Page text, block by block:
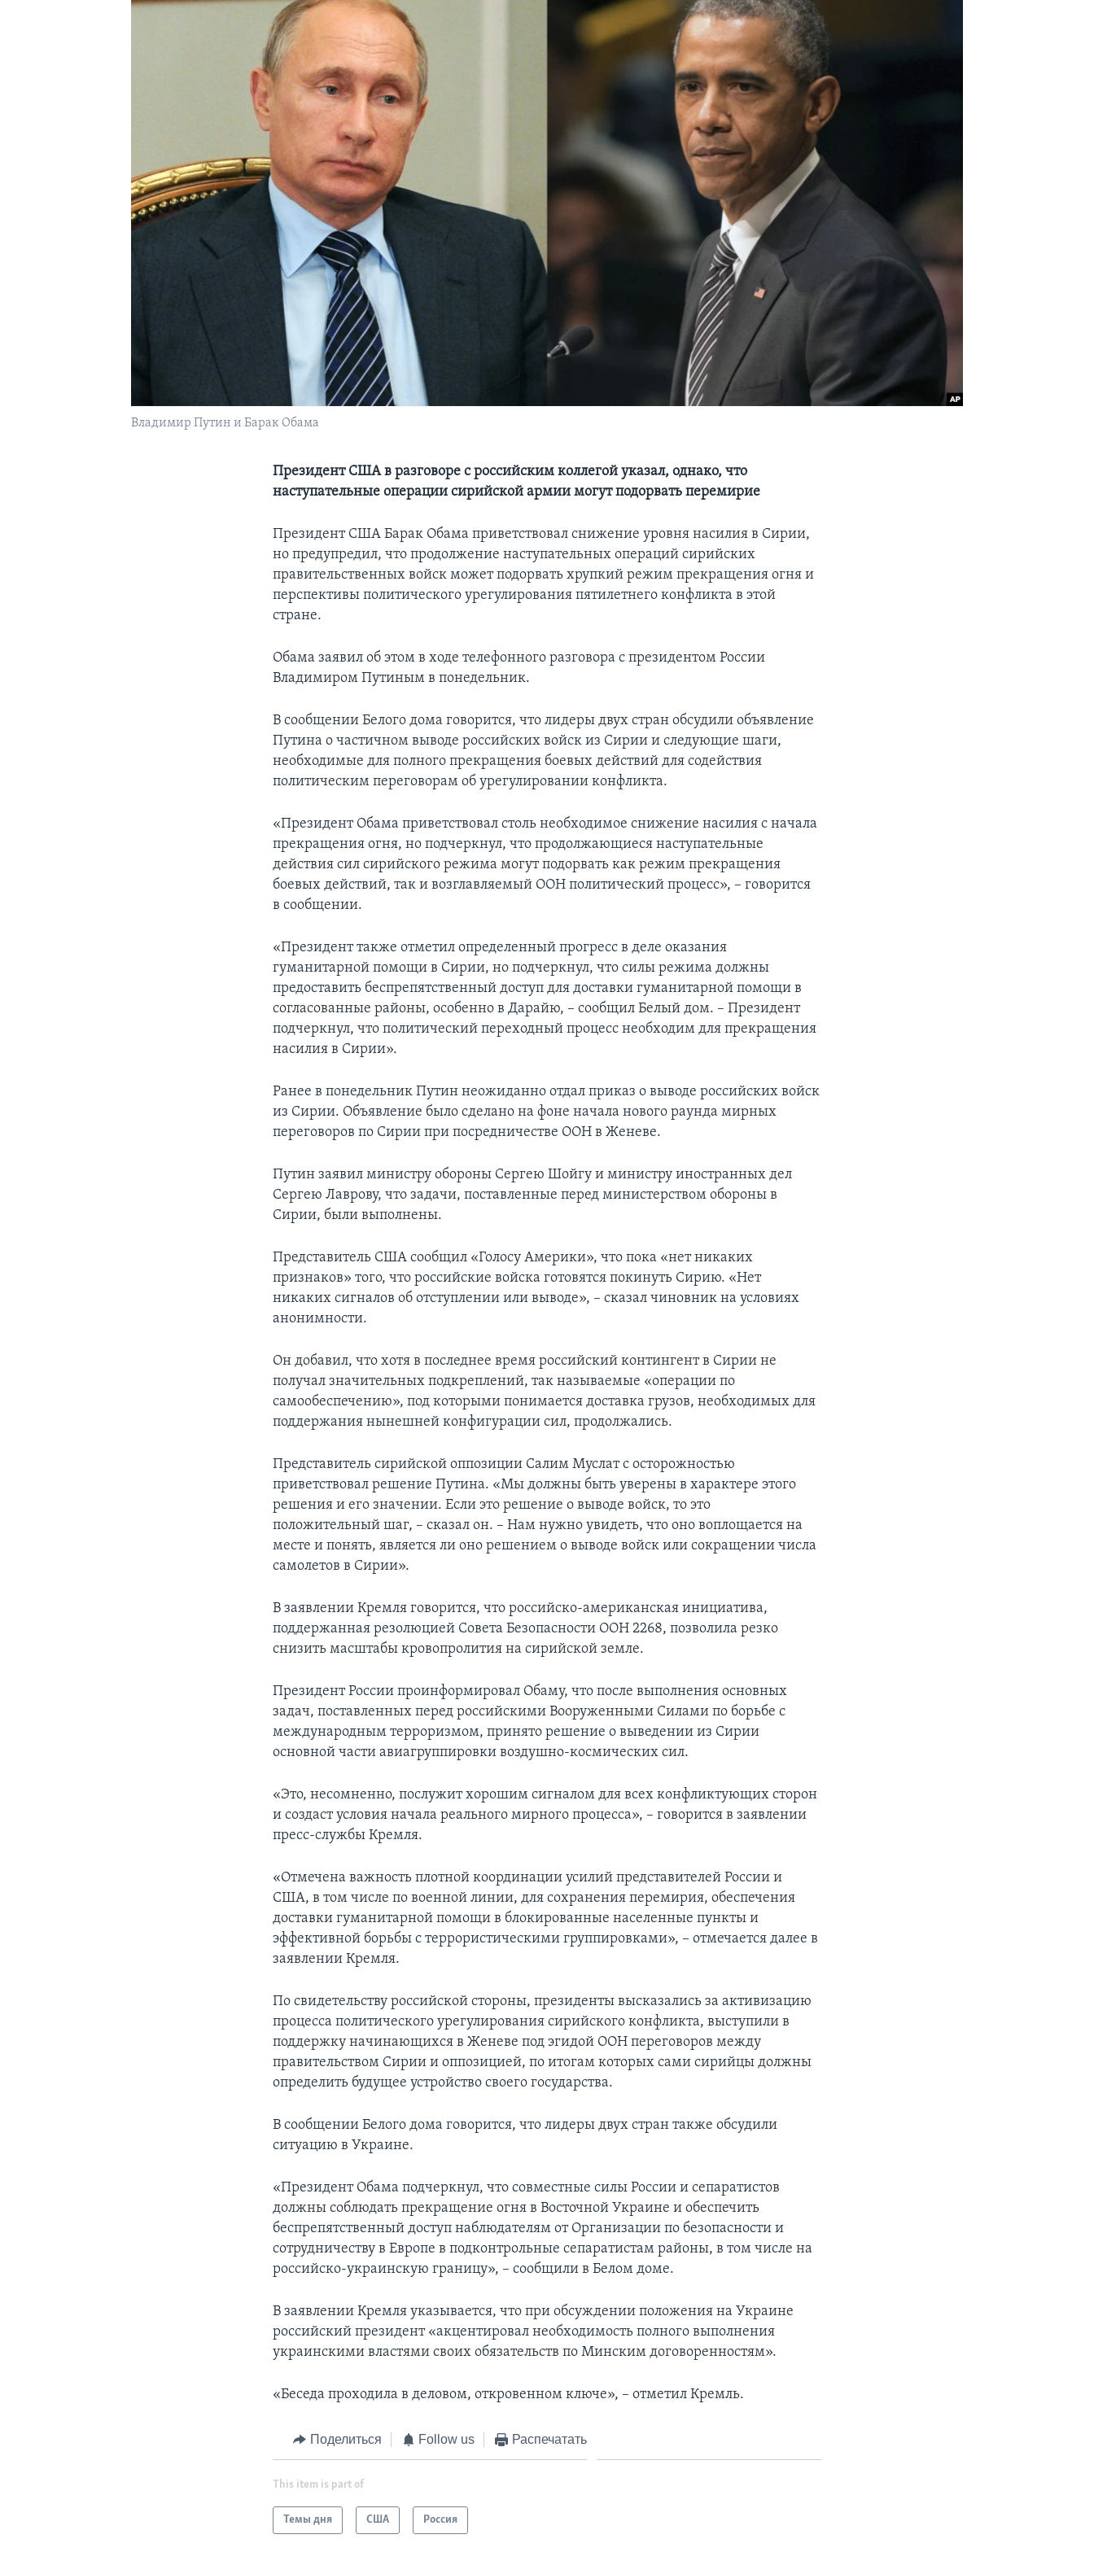
Владимир Путин и Барак Обама
Президент США в разговоре с российским коллегой указал, однако, что
наступательные операции сирийской армии могут подорвать перемирие
Президент США Барак Обама приветствовал снижение уровня насилия в Сирии,
но предупредил, что продолжение наступательных операций сирийских
правительственных войск может подорвать хрупкий режим прекращения огня и
перспективы политического урегулирования пятилетнего конфликта в этой
стране.
Обама заявил об этом в ходе телефонного разговора с президентом России
Владимиром Путиным в понедельник.
В сообщении Белого дома говорится, что лидеры двух стран обсудили объявление
Путина о частичном выводе российских войск из Сирии и следующие шаги,
необходимые для полного прекращения боевых действий для содействия
политическим переговорам об урегулировании конфликта.
«Президент Обама приветствовал столь необходимое снижение насилия с начала
прекращения огня, но подчеркнул, что продолжающиеся наступательные
действия сил сирийского режима могут подорвать как режим прекращения
боевых действий, так и возглавляемый ООН политический процесс», – говорится
в сообщении.
«Президент также отметил определенный прогресс в деле оказания
гуманитарной помощи в Сирии, но подчеркнул, что силы режима должны
предоставить беспрепятственный доступ для доставки гуманитарной помощи в
согласованные районы, особенно в Дарайю, – сообщил Белый дом. – Президент
подчеркнул, что политический переходный процесс необходим для прекращения
насилия в Сирии».
Ранее в понедельник Путин неожиданно отдал приказ о выводе российских войск
из Сирии. Объявление было сделано на фоне начала нового раунда мирных
переговоров по Сирии при посредничестве ООН в Женеве.
Путин заявил министру обороны Сергею Шойгу и министру иностранных дел
Сергею Лаврову, что задачи, поставленные перед министерством обороны в
Сирии, были выполнены.
Представитель США сообщил «Голосу Америки», что пока «нет никаких
признаков» того, что российские войска готовятся покинуть Сирию. «Нет
никаких сигналов об отступлении или выводе», – сказал чиновник на условиях
анонимности.
Он добавил, что хотя в последнее время российский контингент в Сирии не
получал значительных подкреплений, так называемые «операции по
самообеспечению», под которыми понимается доставка грузов, необходимых для
поддержания нынешней конфигурации сил, продолжались.
Представитель сирийской оппозиции Салим Муслат с осторожностью
приветствовал решение Путина. «Мы должны быть уверены в характере этого
решения и его значении. Если это решение о выводе войск, то это
положительный шаг, – сказал он. – Нам нужно увидеть, что оно воплощается на
месте и понять, является ли оно решением о выводе войск или сокращении числа
самолетов в Сирии».
В заявлении Кремля говорится, что российско-американская инициатива,
поддержанная резолюцией Совета Безопасности ООН 2268, позволила резко
снизить масштабы кровопролития на сирийской земле.
Президент России проинформировал Обаму, что после выполнения основных
задач, поставленных перед российскими Вооруженными Силами по борьбе с
международным терроризмом, принято решение о выведении из Сирии
основной части авиагруппировки воздушно-космических сил.
«Это, несомненно, послужит хорошим сигналом для всех конфликтующих сторон
и создаст условия начала реального мирного процесса», – говорится в заявлении
пресс-службы Кремля.
«Отмечена важность плотной координации усилий представителей России и
США, в том числе по военной линии, для сохранения перемирия, обеспечения
доставки гуманитарной помощи в блокированные населенные пункты и
эффективной борьбы с террористическими группировками», – отмечается далее в
заявлении Кремля.
По свидетельству российской стороны, президенты высказались за активизацию
процесса политического урегулирования сирийского конфликта, выступили в
поддержку начинающихся в Женеве под эгидой ООН переговоров между
правительством Сирии и оппозицией, по итогам которых сами сирийцы должны
определить будущее устройство своего государства.
В сообщении Белого дома говорится, что лидеры двух стран также обсудили
ситуацию в Украине.
«Президент Обама подчеркнул, что совместные силы России и сепаратистов
должны соблюдать прекращение огня в Восточной Украине и обеспечить
беспрепятственный доступ наблюдателям от Организации по безопасности и
сотрудничеству в Европе в подконтрольные сепаратистам районы, в том числе на
российско-украинскую границу», – сообщили в Белом доме.
В заявлении Кремля указывается, что при обсуждении положения на Украине
российский президент «акцентировал необходимость полного выполнения
украинскими властями своих обязательств по Минским договоренностям».
«Беседа проходила в деловом, откровенном ключе», – отметил Кремль.
Поделиться Follow us Распечатать
This item is part of
Темы дня США Россия